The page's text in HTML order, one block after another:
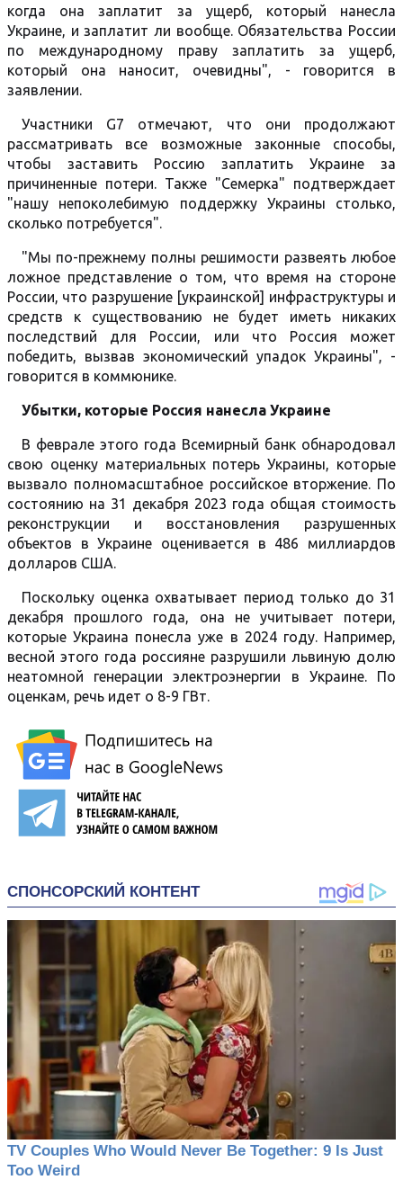
когда она заплатит за ущерб, который нанесла
Украине, и заплатит ли вообще. Обязательства России
по международному праву заплатить за ущерб,
который она наносит, очевидны", - говорится в
заявлении.
Участники G7 отмечают, что они продолжают
рассматривать все возможные законные способы,
чтобы заставить Россию заплатить Украине за
причиненные потери. Также "Семерка" подтверждает
"нашу непоколебимую поддержку Украины столько,
сколько потребуется".
"Мы по-прежнему полны решимости развеять любое
ложное представление о том, что время на стороне
России, что разрушение [украинской] инфраструктуры и
средств к существованию не будет иметь никаких
последствий для России, или что Россия может
победить, вызвав экономический упадок Украины", -
говорится в коммюнике.
Убытки, которые Россия нанесла Украине
В феврале этого года Всемирный банк обнародовал
свою оценку материальных потерь Украины, которые
вызвало полномасштабное российское вторжение. По
состоянию на 31 декабря 2023 года общая стоимость
реконструкции и восстановления разрушенных
объектов в Украине оценивается в 486 миллиардов
долларов США.
Поскольку оценка охватывает период только до 31
декабря прошлого года, она не учитывает потери,
которые Украина понесла уже в 2024 году. Например,
весной этого года россияне разрушили львиную долю
неатомной генерации электроэнергии в Украине. По
оценкам, речь идет о 8-9 ГВт.